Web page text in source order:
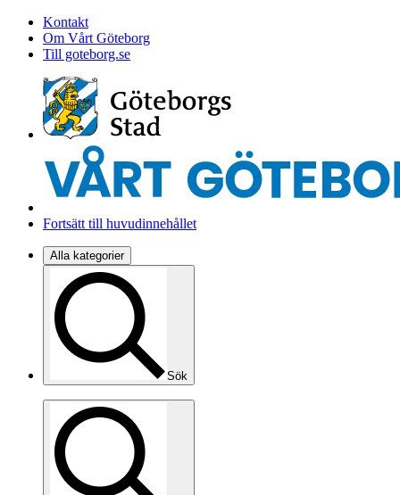
Kontakt
Om Vårt Göteborg
Till goteborg.se
Fortsätt till huvudinnehållet
Alla kategorier
Sök